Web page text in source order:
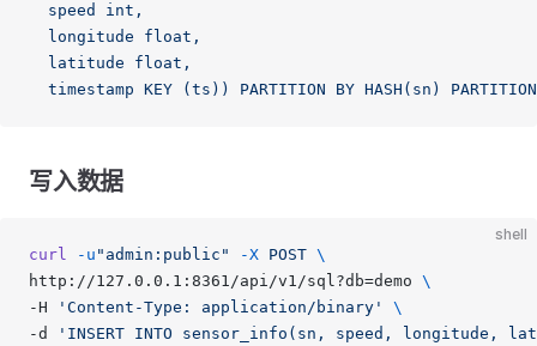
  speed int,
  longitude float,
  latitude float,
timestamp KEY (ts)) PARTITION BY HASH(sn)
写入数据
shell
curl -u "admin:public" -X POST \
http://127.0.0.1:8361/api/v1/sql?db=demo \
-H
'Content-Type: application/binary'
\
-d
'INSERT INTO sensor_info(sn, speed, longitude,